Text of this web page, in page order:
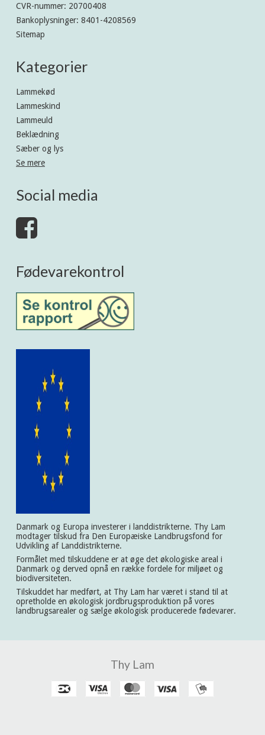
CVR-nummer: 20700408
Bankoplysninger: 8401-4208569
Sitemap
Kategorier
Lammekød
Lammeskind
Lammeuld
Beklædning
Sæber og lys
Se mere
Social media
Fødevarekontrol
Danmark og Europa investerer i landdistrikterne. Thy Lam
modtager tilskud fra Den Europæiske Landbrugsfond for
Udvikling af Landdistrikterne.
Formålet med tilskuddene er at øge det økologiske areal i
Danmark og derved opnå en række fordele for miljøet og
biodiversiteten.
Tilskuddet har medført, at Thy Lam har været i stand til at
opretholde en økologisk jordbrugsproduktion på vores
landbrugsarealer og sælge økologisk producerede fødevarer.
Thy Lam